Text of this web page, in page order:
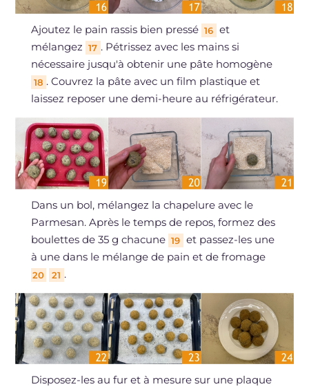
Ajoutez le pain rassis bien pressé 16 et
mélangez 17 . Pétrissez avec les mains si
nécessaire jusqu'à obtenir une pâte homogène
18 . Couvrez la pâte avec un film plastique et
laissez reposer une demi-heure au réfrigérateur.
Dans un bol, mélangez la chapelure avec le
Parmesan. Après le temps de repos, formez des
boulettes de 35 g chacune 19 et passez-les une
à une dans le mélange de pain et de fromage
20 21 .
Disposez-les au fur et à mesure sur une plaque